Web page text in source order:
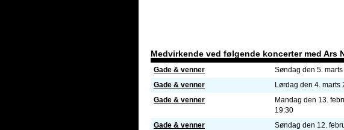
Medvirkende ved følgende koncerter med Ars
Gade & venner Søndag den 5.
Gade & venner
Lørdag den 4. marts
Gade & venner
Mandag den 13.
19:30
Gade & venner
Søndag den 12.